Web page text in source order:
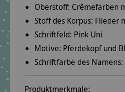
Oberstoff: Crêmefarben
Stoff des Korpus: Flieder
Schriftfeld: Pink Uni
Motive: Pferdekopf und
Schriftfarbe des Namens:
Produktmerkmale: